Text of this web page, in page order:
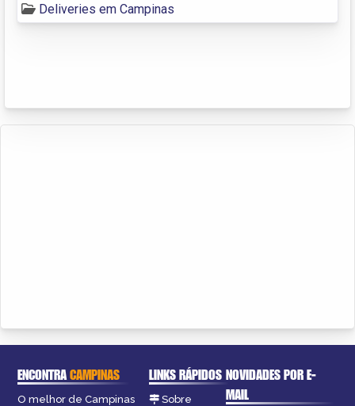
Deliveries em Campinas
ENCONTRACAMPINAS
O melhor de Campinas
LINKS RÁPIDOS
Sobre
NOVIDADES POR E-
MAIL